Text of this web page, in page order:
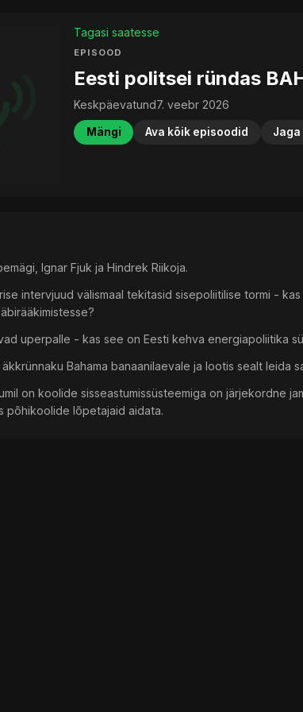
Tagasi saatesse
EPISOOD
Eesti politsei ründas
Keskpäevatund7. veebr 2026
Mängi Ava kõik episoodid Jaga
Ignar Fjuk ja Hindrek Riikoja.
intervjuud välismaal tekitasid sisepoliitilise tormi -
uperpalle - kas see on Eesti kehva energiapoliitika
Bahama banaanilaevale ja lootis sealt leida
on koolide sisseastumissüsteemiga on järjekordne
põhikoolide lõpetajaid aidata.